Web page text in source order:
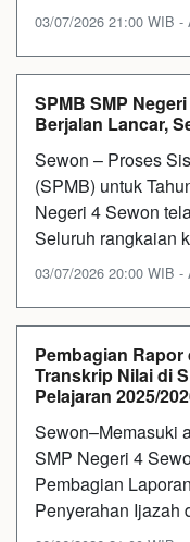
03/07/2026 21:00 WIB -
SPMB SMP
Berjalan Lancar,
Sewon – Proses
(SPMB) untuk
Negeri 4 Sewon
Seluruh rangkaian
03/07/2026 20:00 WIB -
Pembagian
Transkrip Nilai di
Pelajaran 2025/
Sewon–Memasuki
SMP Negeri 4
Pembagian
Penyerahan Ijazah